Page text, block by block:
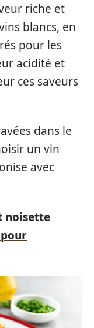
riche et
blancs, en
pour les
acidité et
ces saveurs
dans le
un vin
avec
noisette